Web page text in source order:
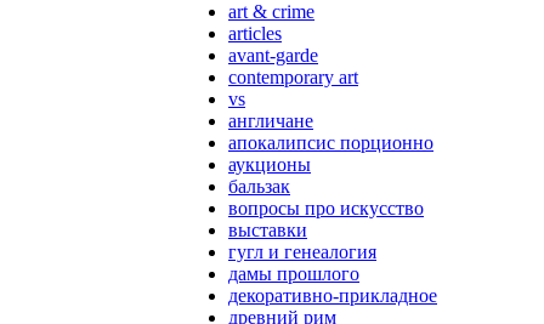
art & crime
articles
avant-garde
contemporary art
vs
англичане
апокалипсис порционно
аукционы
бальзак
вопросы про искусство
выставки
гугл и генеалогия
дамы прошлого
декоративно-прикладное
древний рим